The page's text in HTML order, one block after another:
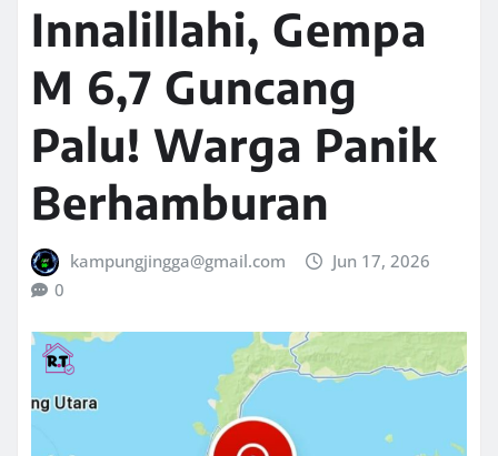
Innalillahi, Gempa
M 6,7 Guncang
Palu! Warga Panik
Berhamburan
kampungjingga@gmail.com
Jun 17, 2026
0